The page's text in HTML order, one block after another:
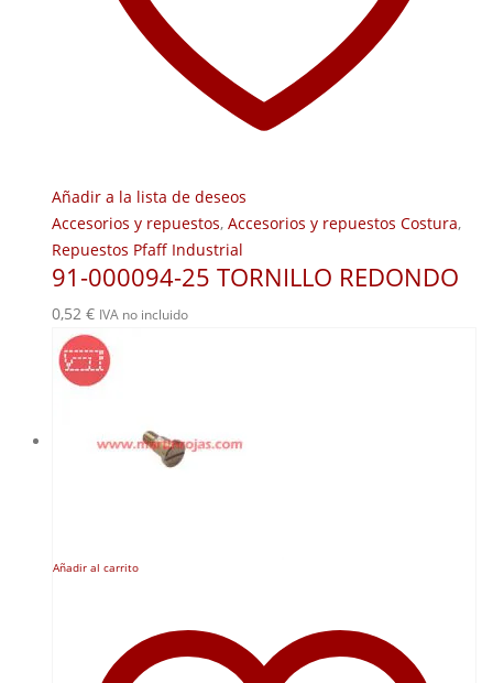
Añadir a la lista de deseos
Accesorios y repuestos, Accesorios y repuestos Costura,
Repuestos Pfaff Industrial
91-000094-25 TORNILLO REDONDO
0,52 € IVA no incluido
Añadir al carrito